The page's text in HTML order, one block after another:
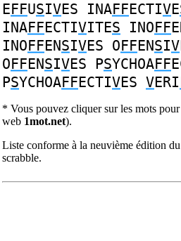
EFFUSIVES INAFFECTIVE
INAFFECTIVITES INOFF
INOFFENSIVES OFFENSIV
OFFENSIVES PSYCHOAFF
PSYCHOAFFECTIVES VERI
* Vous pouvez cliquer sur les mots
web 1mot.net).
Liste conforme à la neuvième édition
scrabble.